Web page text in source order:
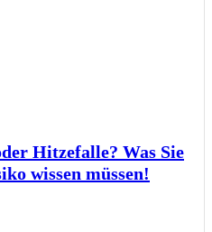
Hitzefalle? Was Sie
wissen müssen!